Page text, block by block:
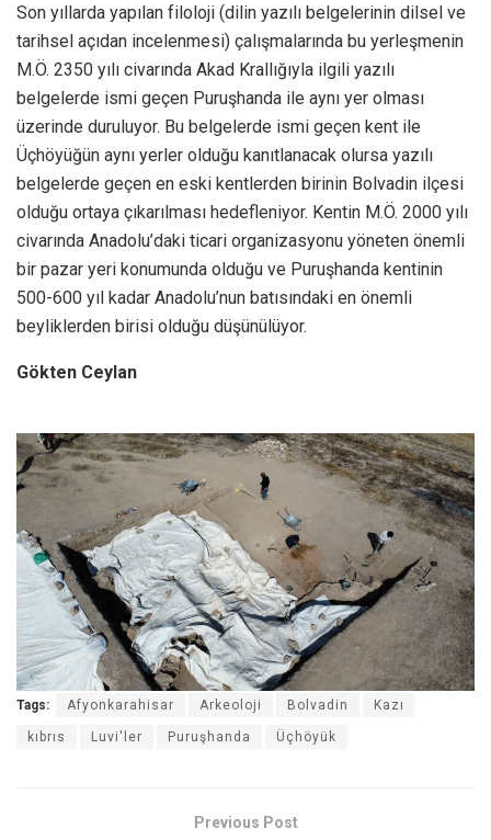
Son yıllarda yapılan filoloji (dilin yazılı belgelerinin dilsel ve
tarihsel açıdan incelenmesi) çalışmalarında bu yerleşmenin
M.Ö. 2350 yılı civarında Akad Krallığıyla ilgili yazılı
belgelerde ismi geçen Puruşhanda ile aynı yer olması
üzerinde duruluyor. Bu belgelerde ismi geçen kent ile
Üçhöyüğün aynı yerler olduğu kanıtlanacak olursa yazılı
belgelerde geçen en eski kentlerden birinin Bolvadin ilçesi
olduğu ortaya çıkarılması hedefleniyor. Kentin M.Ö. 2000 yılı
civarında Anadolu’daki ticari organizasyonu yöneten önemli
bir pazar yeri konumunda olduğu ve Puruşhanda kentinin
500-600 yıl kadar Anadolu’nun batısındaki en önemli
beyliklerden birisi olduğu düşünülüyor.
Gökten Ceylan
Tags: Afyonkarahisar Arkeoloji Bolvadin Kazı
kıbrıs Luvi'ler Puruşhanda Üçhöyük
Previous Post